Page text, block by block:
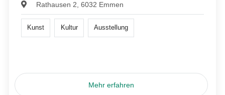
Rathausen 2, 6032 Emmen
Kunst Kultur Ausstellung
Mehr erfahren